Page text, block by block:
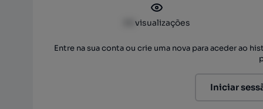
visualizações
Entre na sua conta ou crie uma nova para aceder ao
Iniciar